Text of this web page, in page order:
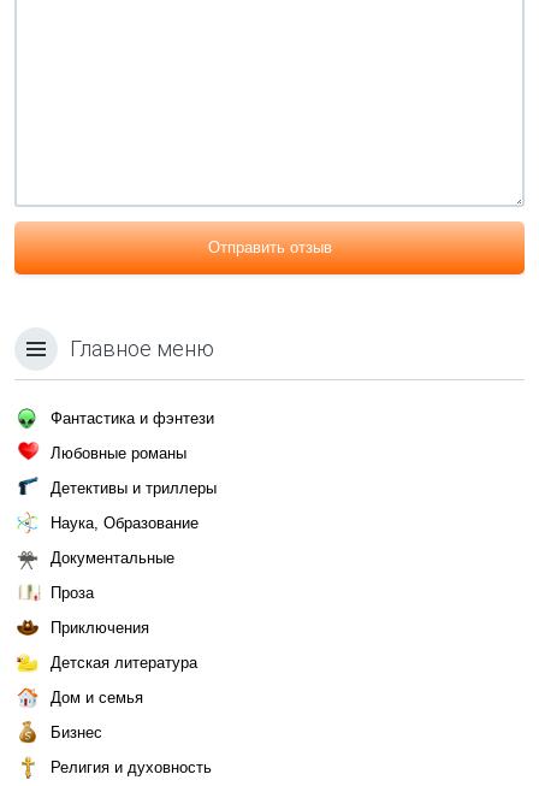
Отправить отзыв
Главное меню
Фантастика и фэнтези
Любовные романы
Детективы и триллеры
Наука, Образование
Документальные
Проза
Приключения
Детская литература
Дом и семья
Бизнес
Религия и духовность